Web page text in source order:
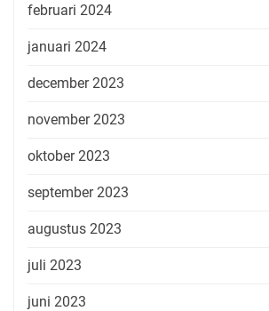
februari 2024
januari 2024
december 2023
november 2023
oktober 2023
september 2023
augustus 2023
juli 2023
juni 2023